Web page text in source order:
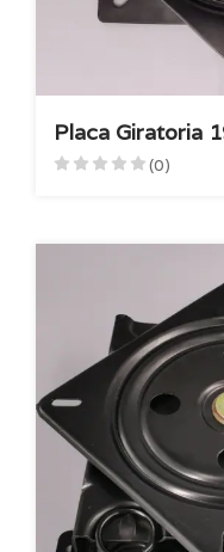
Placa Giratoria
(0)